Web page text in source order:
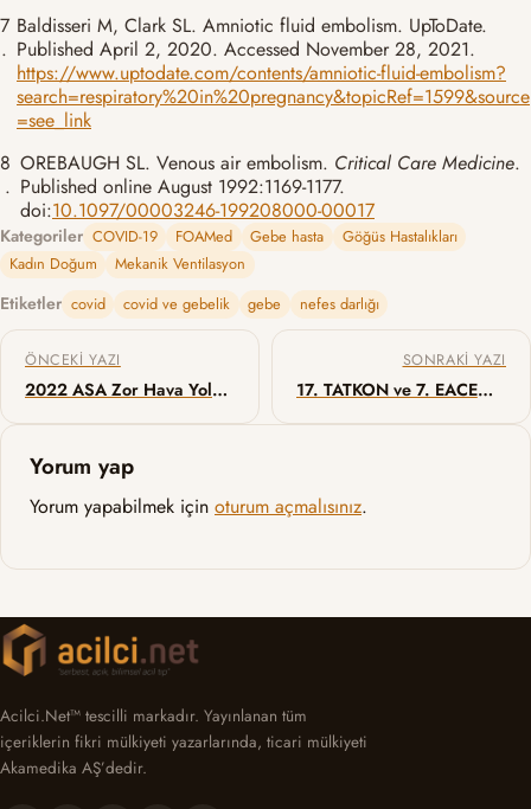
7
.
Baldisseri M, Clark SL. Amniotic fluid embolism. UpToDate.
Published April 2, 2020. Accessed November 28, 2021.
https://www.uptodate.com/contents/amniotic-fluid-embolism?
search=respiratory%20in%20pregnancy&topicRef=1599&source
=see_link
8
.
OREBAUGH SL. Venous air embolism. Critical Care Medicine.
Published online August 1992:1169-1177.
doi:10.1097/00003246-199208000-00017
Kategoriler COVID-19 FOAMed Gebe hasta
Göğüs Hastalıkları
Kadın Doğum
Mekanik Ventilasyon
Etiketler covid covid ve gebelik gebe nefes darlığı
Yazı gezinmesi
ÖNCEKI YAZI
2022 ASA Zor Hava Yolu Yönetimi Kılavuzu
SONRAKI YAZI
17. TATKON ve 7. EACEM’in ardından…
Yorum yap
Yorum yapabilmek için oturum açmalısınız.
Acilci.Net™ tescilli markadır. Yayınlanan tüm
içeriklerin fikri mülkiyeti yazarlarında, ticari mülkiyeti
Akamedika AŞ’dedir.